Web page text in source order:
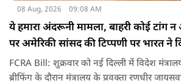
08 Aug, 2026 09:08 AM
ये हमारा अंदरूनी मामला, बाहरी कोई टांग
पर अमेरिकी सांसद की टिप्पणी पर भारत ने
FCRA Bill: शुक्रवार को नई दिल्ली में विदेश
ब्रीफिंग के दौरान मंत्रालय के प्रवक्ता रणधीर